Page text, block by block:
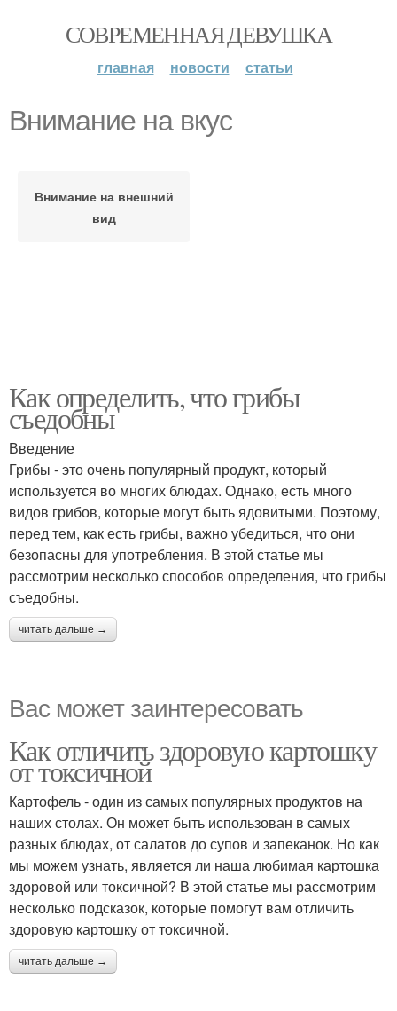
СОВРЕМЕННАЯ ДЕВУШКА
главная новости статьи
Внимание на вкус
Внимание на внешний
вид
Как определить, что грибы
съедобны
Введение
Грибы - это очень популярный продукт, который
используется во многих блюдах. Однако, есть много
видов грибов, которые могут быть ядовитыми. Поэтому,
перед тем, как есть грибы, важно убедиться, что они
безопасны для употребления. В этой статье мы
рассмотрим несколько способов определения, что грибы
съедобны.
читать дальше →
Вас может заинтересовать
Как отличить здоровую картошку
от токсичной
Картофель - один из самых популярных продуктов на
наших столах. Он может быть использован в самых
разных блюдах, от салатов до супов и запеканок. Но как
мы можем узнать, является ли наша любимая картошка
здоровой или токсичной? В этой статье мы рассмотрим
несколько подсказок, которые помогут вам отличить
здоровую картошку от токсичной.
читать дальше →